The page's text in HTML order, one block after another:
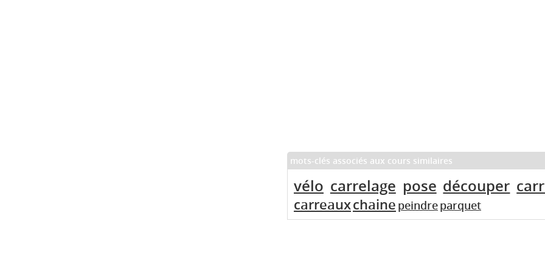
mots-clés associés aux cours similaires
vélo carrelage pose découper
carreauxchaine peindreparquet